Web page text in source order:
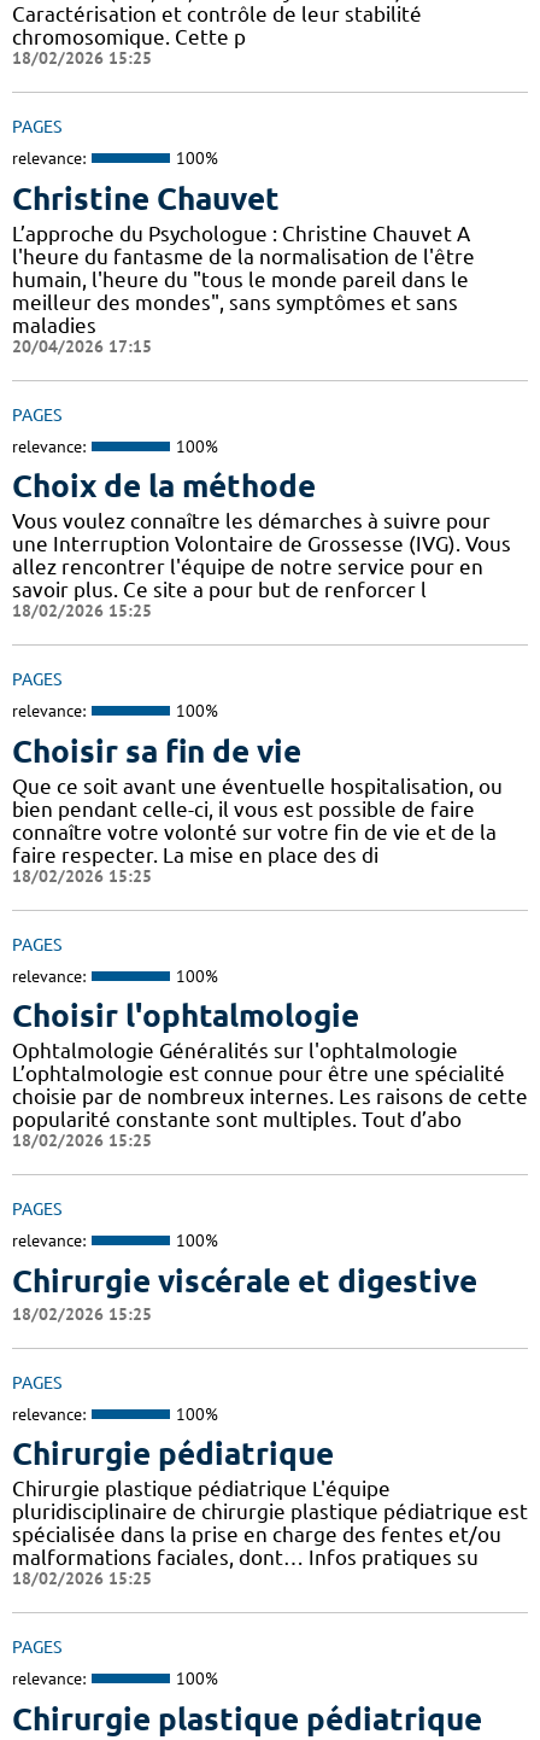
Caractérisation et contrôle de leur stabilité
chromosomique. Cette p
18/02/2026 15:25
PAGES
relevance: 100%
Christine Chauvet
L’approche du Psychologue : Christine Chauvet A
l'heure du fantasme de la normalisation de l'être
humain, l'heure du "tous le monde pareil dans le
meilleur des mondes", sans symptômes et sans
maladies
20/04/2026 17:15
PAGES
relevance: 100%
Choix de la méthode
Vous voulez connaître les démarches à suivre pour
une Interruption Volontaire de Grossesse (IVG). Vous
allez rencontrer l'équipe de notre service pour en
savoir plus. Ce site a pour but de renforcer l
18/02/2026 15:25
PAGES
relevance: 100%
Choisir sa fin de vie
Que ce soit avant une éventuelle hospitalisation, ou
bien pendant celle-ci, il vous est possible de faire
connaître votre volonté sur votre fin de vie et de la
faire respecter. La mise en place des di
18/02/2026 15:25
PAGES
relevance: 100%
Choisir l'ophtalmologie
Ophtalmologie Généralités sur l'ophtalmologie
L’ophtalmologie est connue pour être une spécialité
choisie par de nombreux internes. Les raisons de cette
popularité constante sont multiples. Tout d’abo
18/02/2026 15:25
PAGES
relevance: 100%
Chirurgie viscérale et digestive
18/02/2026 15:25
PAGES
relevance: 100%
Chirurgie pédiatrique
Chirurgie plastique pédiatrique L'équipe
pluridisciplinaire de chirurgie plastique pédiatrique est
spécialisée dans la prise en charge des fentes et/ou
malformations faciales, dont… Infos pratiques su
18/02/2026 15:25
PAGES
relevance: 100%
Chirurgie plastique pédiatrique